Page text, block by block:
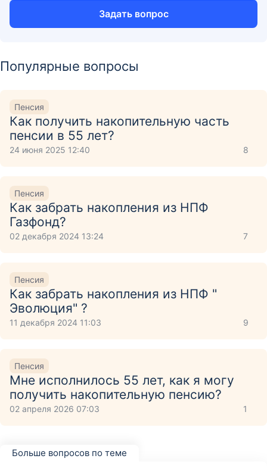
Задать вопрос
Популярные вопросы
Пенсия
Как получить накопительную часть
пенсии в 55 лет?
24 июня 2025 12:40 8
Пенсия
Как забрать накопления из НПФ
Газфонд?
02 декабря 2024 13:24 7
Пенсия
Как забрать накопления из НПФ "
Эволюция" ?
11 декабря 2024 11:03 9
Пенсия
Мне исполнилось 55 лет, как я могу
получить накопительную пенсию?
02 апреля 2026 07:03 1
Больше вопросов по теме